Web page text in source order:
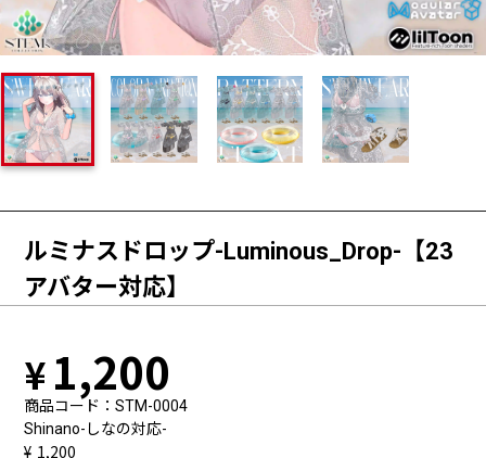
ルミナスドロップ-Luminous_Drop-【23
アバター対応】
1,200
商品コード
STM-0004
Shinano-しなの対応-
1,200